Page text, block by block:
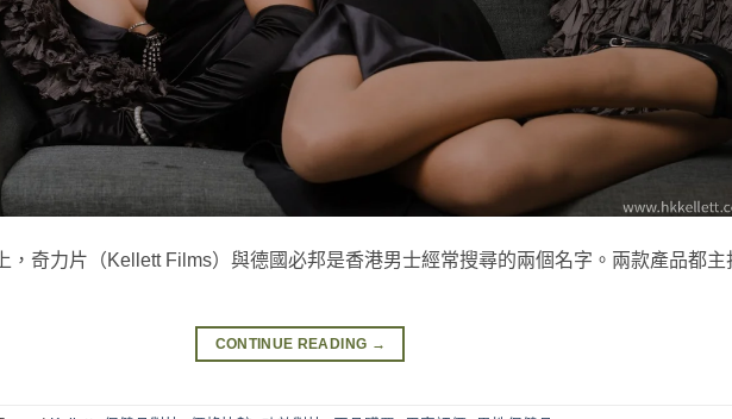
，奇力片（Kellett Films）與德國必邦是香港男士經常搜尋的兩個名字。兩款產品都主
CONTINUE READING →